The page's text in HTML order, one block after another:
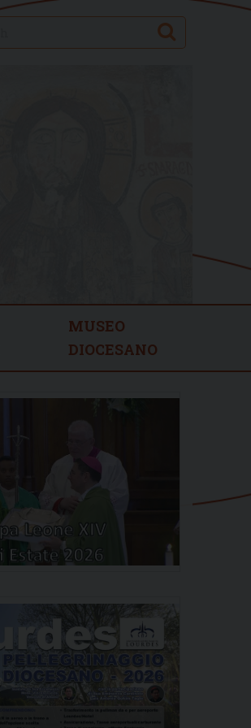
Search
MUSEO
DIOCESANO